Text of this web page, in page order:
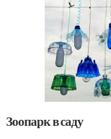
Зоопарк в саду